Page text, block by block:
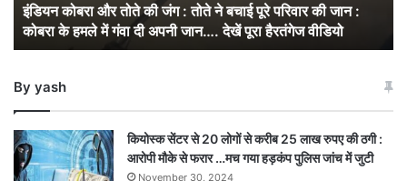
बचाई
पूरे
की
कोबरा
के
इंडियन कोबरा और तोते की जंग : तोते ने बचाई पूरे परिवार की जान :
कोबरा के हमले में गंवा दी अपनी जान…. देखें पूरा हैरतंगेज वीडियो
By yash
कियोस्क सेंटर से 20 लोगों से करीब 25 लाख रुपए की ठगी :
आरोपी मौके से फरार …मच गया हड़कंप पुलिस जांच में जुटी
November 30, 2024